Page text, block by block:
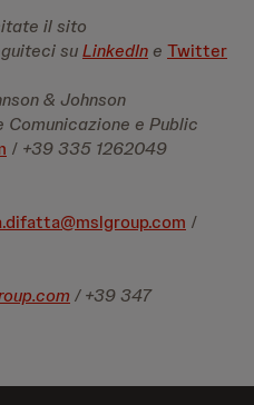
il sito
suLinkedIn e Twitter
& Johnson
Comunicazione e Public
/ +39 335 1262049
/
/ +39 347